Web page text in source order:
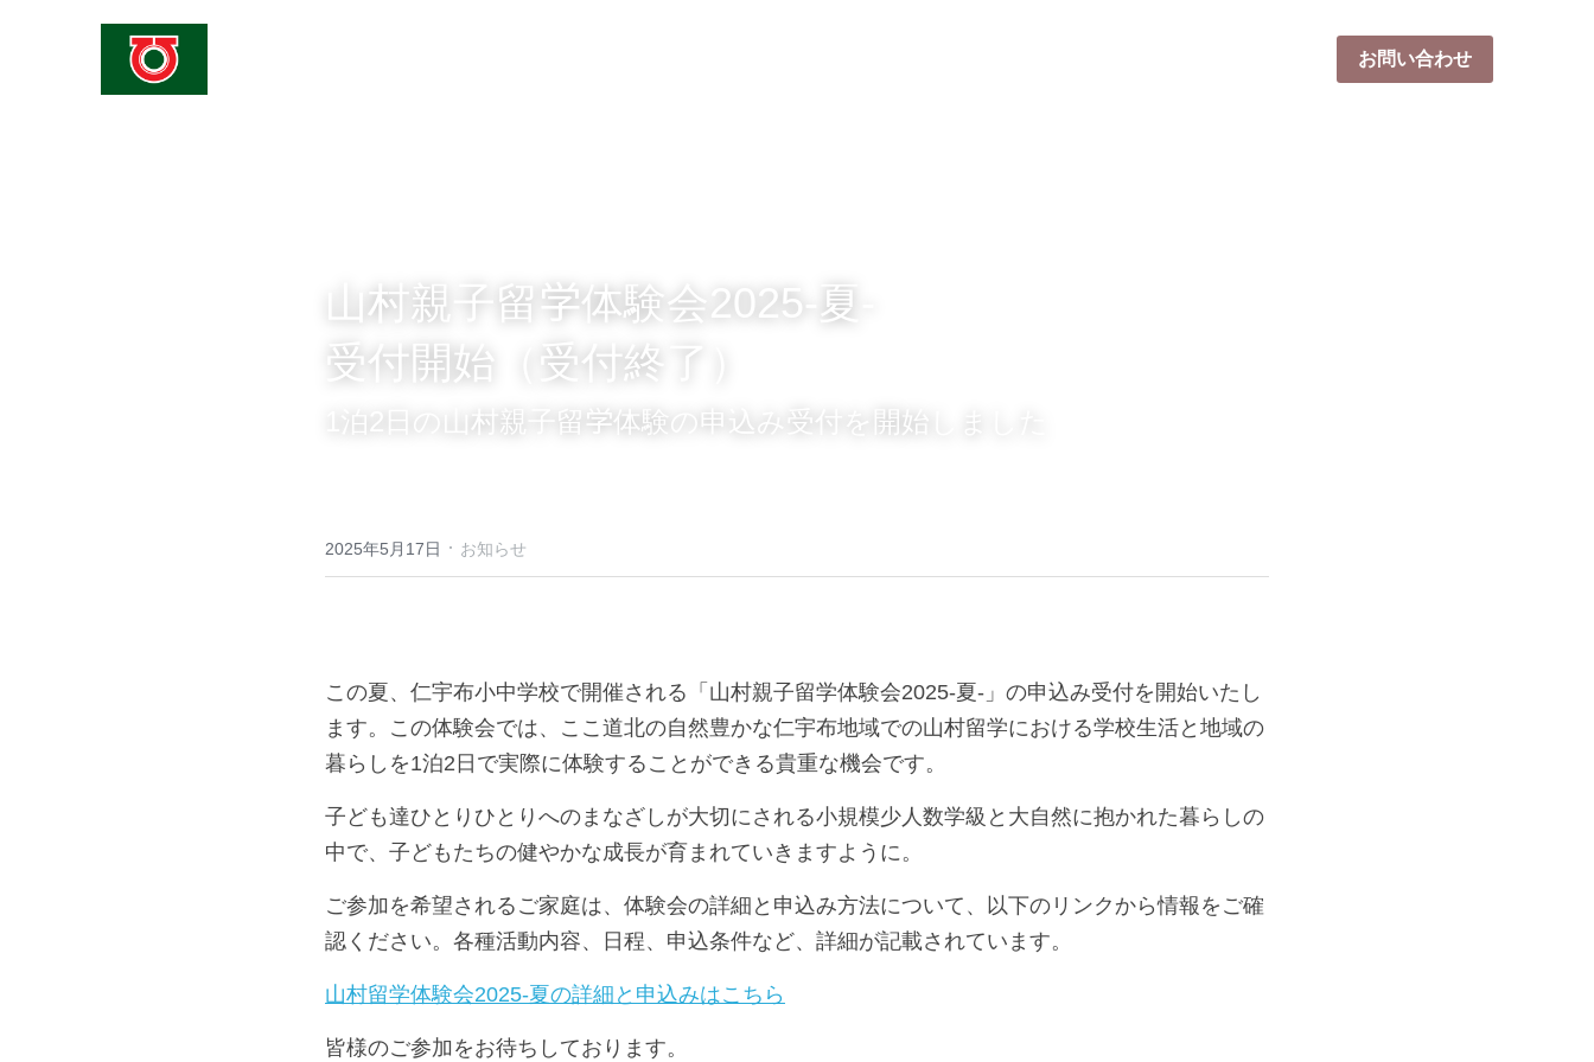
お問い合わせ
山村親子留学体験会2025-夏-
受付開始（受付終了）
1泊2日の山村親子留学体験の申込み受付を開始しました
2025年5月17日 · お知らせ
この夏、仁宇布小中学校で開催される「山村親子留学体験会2025-夏-」の申込み受付を開始いた
します。この体験会では、ここ道北の自然豊かな仁宇布地域での山村留学における学校生活と地域
の暮らしを1泊2日で実際に体験することができる貴重な機会です。
子ども達ひとりひとりへのまなざしが大切にされる小規模少人数学級と大自然に抱かれた暮らしの
中で、子どもたちの健やかな成長が育まれていきますように。
ご参加を希望されるご家庭は、体験会の詳細と申込み方法について、以下のリンクから情報をご確
認ください。各種活動内容、日程、申込条件など、詳細が記載されています。
山村留学体験会2025-夏の詳細と申込みはこちら
皆様のご参加をお待ちしております。